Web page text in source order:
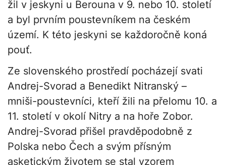
žil v jeskyni u Berouna v 9. nebo 10. století
a byl prvním poustevníkem na českém
území. K této jeskyni se každoročně koná
pouť.
Ze slovenského prostředí pocházejí svati
Andrej-Svorad a Benedikt Nitranský –
mniši-poustevníci, kteří žili na přelomu 10. a
11. století v okolí Nitry a na hoře Zobor.
Andrej-Svorad přišel pravděpodobně z
Polska nebo Čech a svým přísným
asketickým životem se stal vzorem